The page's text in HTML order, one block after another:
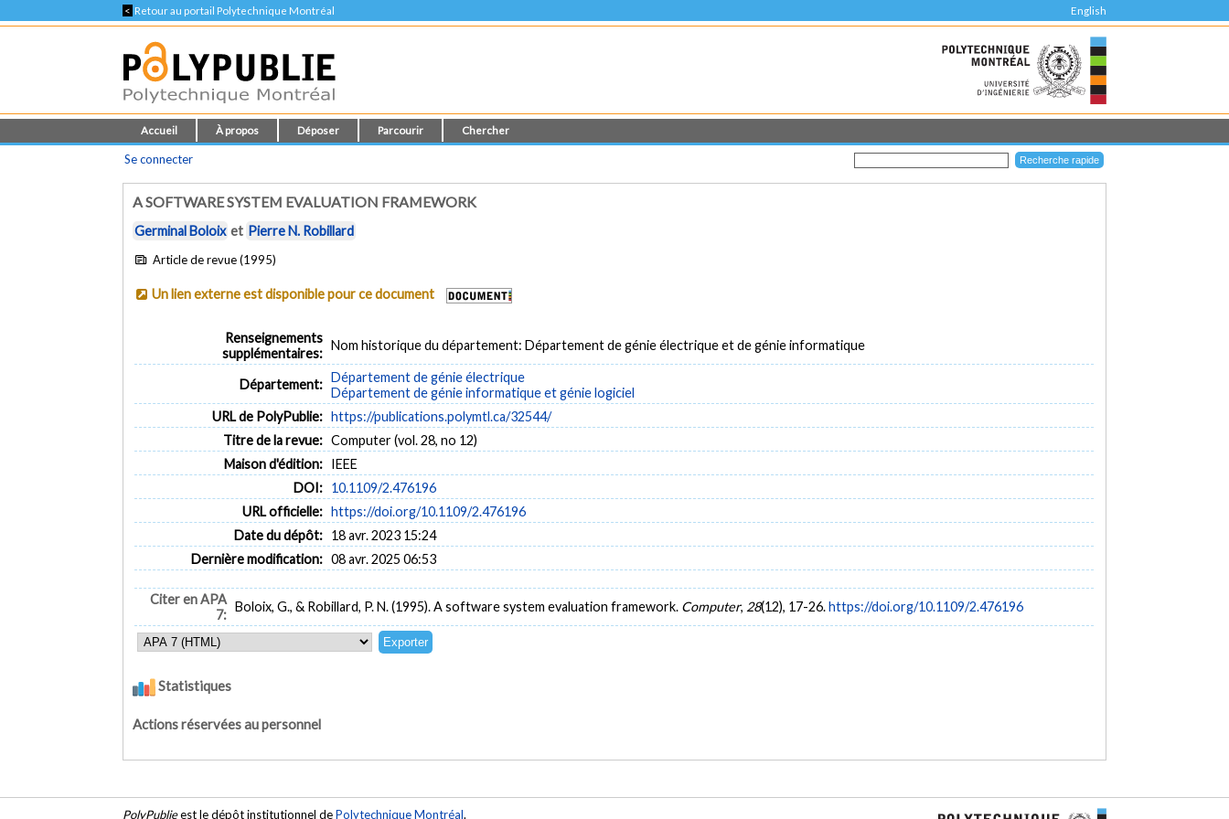
< Retour au portail Polytechnique Montréal English
Accueil À propos Déposer Parcourir Chercher
Se connecter
A SOFTWARE SYSTEM EVALUATION FRAMEWORK
Germinal Boloix et Pierre N. Robillard
Article de revue (1995)
Un lien externe est disponible pour ce document
Renseignements
supplémentaires:
Nom historique du département: Département de génie électrique et de génie informatique
Département: Département de génie électrique
Département de génie informatique et génie logiciel
URL de PolyPublie: https://publications.polymtl.ca/32544/
Titre de la revue: Computer (vol. 28, no 12)
Maison d'édition: IEEE
DOI: 10.1109/2.476196
URL officielle: https://doi.org/10.1109/2.476196
Date du dépôt: 18 avr. 2023 15:24
Dernière modification: 08 avr. 2025 06:53
Citer en APA
7:
Boloix, G., & Robillard, P. N. (1995). A software system evaluation framework. Computer, 28(12), 17-26.https://doi.org/10.1109/2.476196
Statistiques
Actions réservées au personnel
PolyPublieest le dépôt institutionnel dePolytechnique Montréal.